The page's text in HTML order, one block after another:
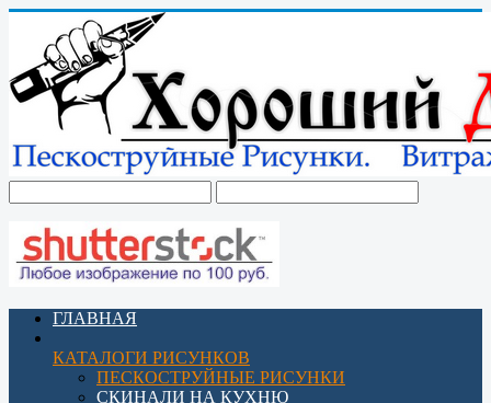
ГЛАВНАЯ
КАТАЛОГИ РИСУНКОВ
ПЕСКОСТРУЙНЫЕ РИСУНКИ
СКИНАЛИ НА КУХНЮ